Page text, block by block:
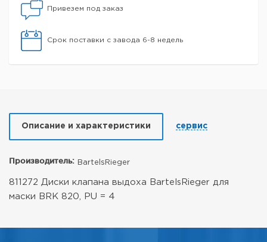
Привезем под заказ
Срок поставки с завода 6-8 недель
Описание и характеристики сервис
Производитель: BartelsRieger
811272 Диски клапана выдоха BartelsRieger для
маски BRK 820, PU = 4